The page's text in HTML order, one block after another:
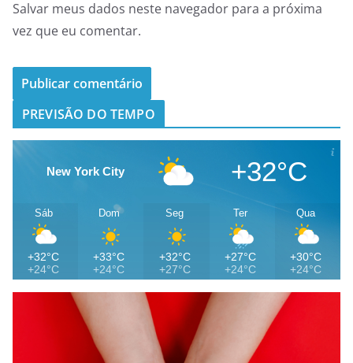
Salvar meus dados neste navegador para a próxima
vez que eu comentar.
PREVISÃO DO TEMPO
New York City +32°C
Sáb
+32°C
+24°C
Dom
+33°C
+24°C
Seg
+32°C
+27°C
Ter
+27°C
+24°C
Qua
+30°C
+24°C